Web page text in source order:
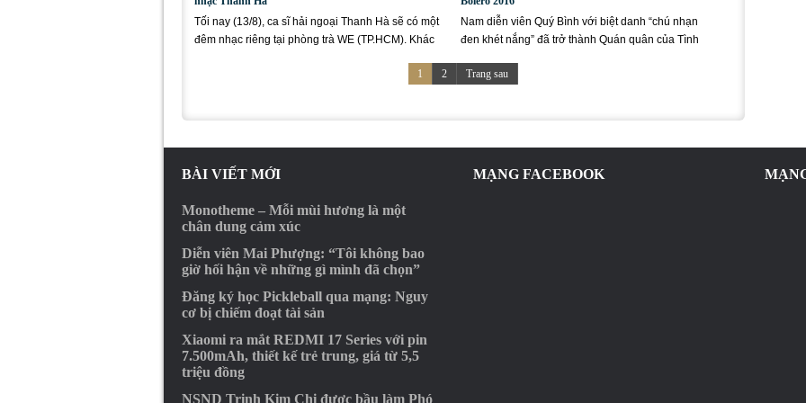
Tối nay (13/8), ca sĩ hải ngoại Thanh Hà sẽ có một
đêm nhạc riêng tại phòng trà WE (TP.HCM). Khác
Nam diễn viên Quý Bình với biệt danh “chú nhạn
đen khét nắng” đã trở thành Quán quân của Tình
1
2 Trang sau
BÀI VIẾT MỚI
Monotheme – Mỗi mùi hương là một
chân dung cảm xúc
Diễn viên Mai Phượng: “Tôi không bao
giờ hối hận về những gì mình đã chọn”
Đăng ký học Pickleball qua mạng: Nguy
cơ bị chiếm đoạt tài sản
Xiaomi ra mắt REDMI 17 Series với pin
7.500mAh, thiết kế trẻ trung, giá từ 5,5
triệu đồng
NSND Trịnh Kim Chi được bầu làm Phó
MẠNG FACEBOOK